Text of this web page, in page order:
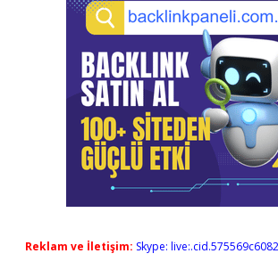
Reklam ve İletişim: Skype: